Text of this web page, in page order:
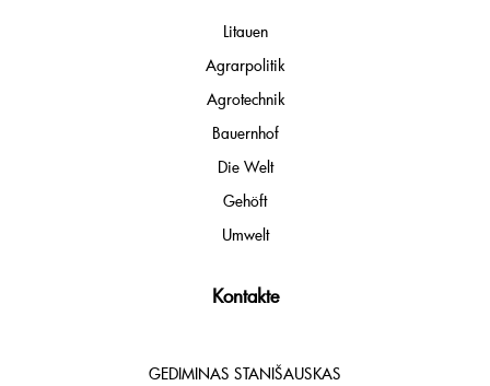
Litauen
Agrarpolitik
Agrotechnik
Bauernhof
Die Welt
Gehöft
Umwelt
Kontakte
GEDIMINAS STANIŠAUSKAS